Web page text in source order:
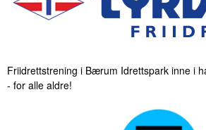
Friidrettstrening i Bærum Idrettspark inne i
- for alle aldre!